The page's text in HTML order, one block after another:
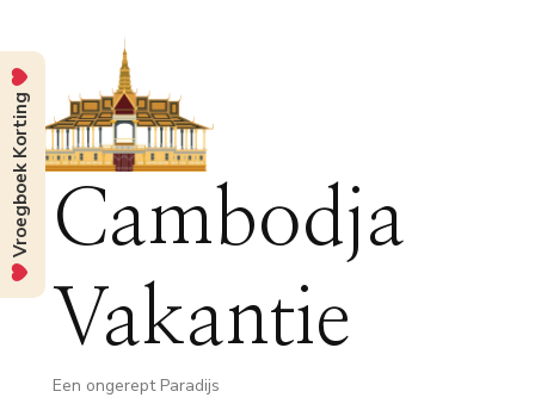
Cambodja
Vakantie
Een ongerept Paradijs
Vroegboek Korting